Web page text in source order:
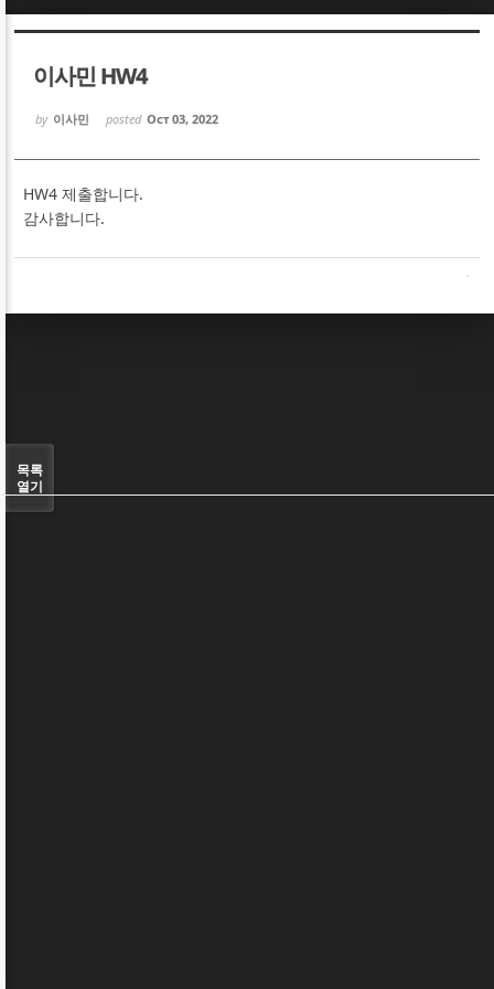
이사민 HW4
by 이사민 posted Oct 03, 2022
HW4 제출합니다.
감사합니다.
목록
열기
Sketchbook5, 스케치북5
Sketchbook5, 스케치북5
Sketchbook5, 스케치북5
Sketchbook5, 스케치북5